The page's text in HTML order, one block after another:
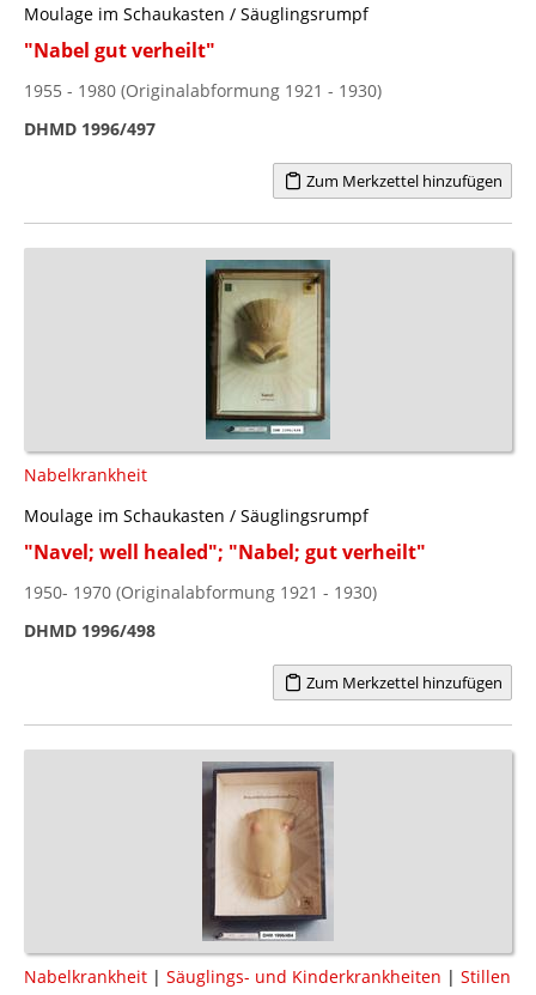
Moulage im Schaukasten / Säuglingsrumpf
"Nabel gut verheilt"
1955 - 1980 (Originalabformung 1921 - 1930)
DHMD 1996/497
Zum Merkzettel hinzufügen
Nabelkrankheit
Moulage im Schaukasten / Säuglingsrumpf
"Navel; well healed"; "Nabel; gut verheilt"
1950- 1970 (Originalabformung 1921 - 1930)
DHMD 1996/498
Zum Merkzettel hinzufügen
Nabelkrankheit | Säuglings- und Kinderkrankheiten | Stillen